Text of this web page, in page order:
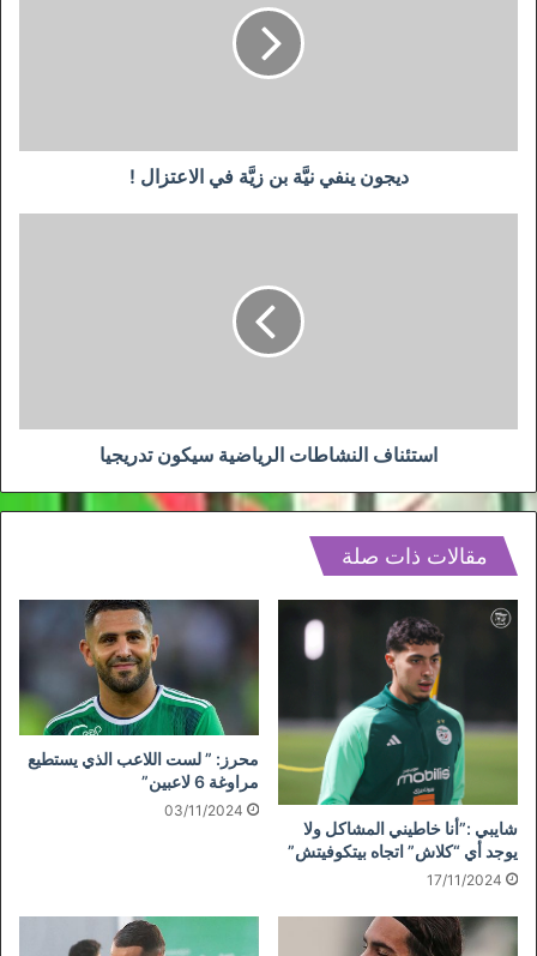
ديجون ينفي نيَّة بن زيَّة في الاعتزال !
استئناف النشاطات الرياضية سيكون تدريجيا
مقالات ذات صلة
شايبي :”أنا خاطيني المشاكل ولا
يوجد أي “كلاش” اتجاه بيتكوفيتش”
17/11/2024
محرز: ” لست اللاعب الذي يستطيع
مراوغة 6 لاعبين”
03/11/2024